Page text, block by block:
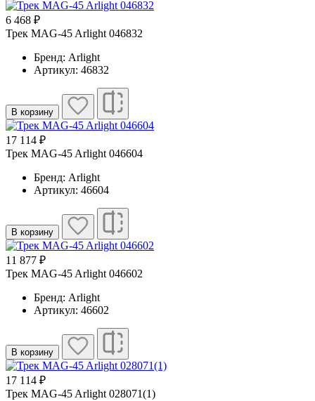
6 468 ₽
Трек MAG-45 Arlight 046832
Бренд: Arlight
Артикул: 46832
В корзину
17 114 ₽
Трек MAG-45 Arlight 046604
Бренд: Arlight
Артикул: 46604
В корзину
11 877 ₽
Трек MAG-45 Arlight 046602
Бренд: Arlight
Артикул: 46602
В корзину
17 114 ₽
Трек MAG-45 Arlight 028071(1)